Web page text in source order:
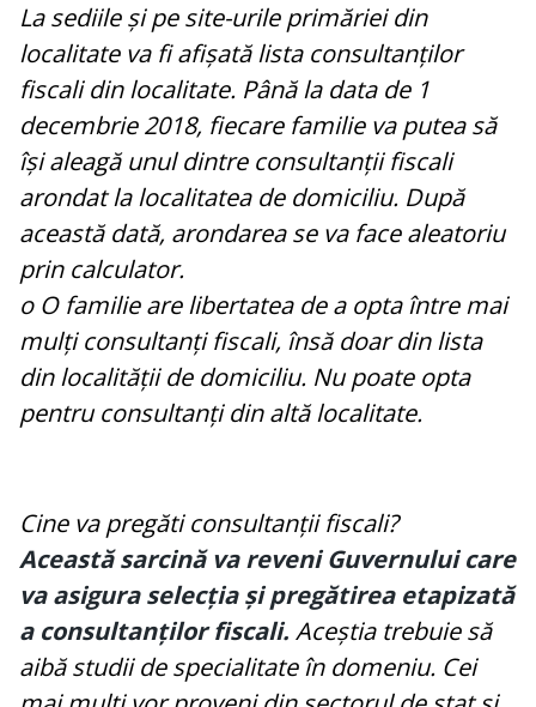
La sediile și pe site-urile primăriei din
localitate va fi afișată lista consultanților
fiscali din localitate. Până la data de 1
decembrie 2018, fiecare familie va putea să
își aleagă unul dintre consultanții fiscali
arondat la localitatea de domiciliu. După
această dată, arondarea se va face aleatoriu
prin calculator.
o O familie are libertatea de a opta între mai
mulți consultanți fiscali, însă doar din lista
din localității de domiciliu. Nu poate opta
pentru consultanți din altă localitate.
Cine va pregăti consultanții fiscali?
Această sarcină va reveni Guvernului care
va asigura selecția și pregătirea etapizată
a consultanților fiscali. Aceștia trebuie să
aibă studii de specialitate în domeniu. Cei